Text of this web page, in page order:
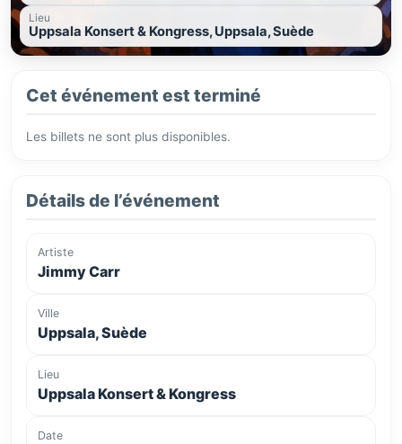
Lieu
Uppsala Konsert & Kongress, Uppsala, Suède
Cet événement est terminé
Les billets ne sont plus disponibles.
Détails de l’événement
Artiste
Jimmy Carr
Ville
Uppsala, Suède
Lieu
Uppsala Konsert & Kongress
Date